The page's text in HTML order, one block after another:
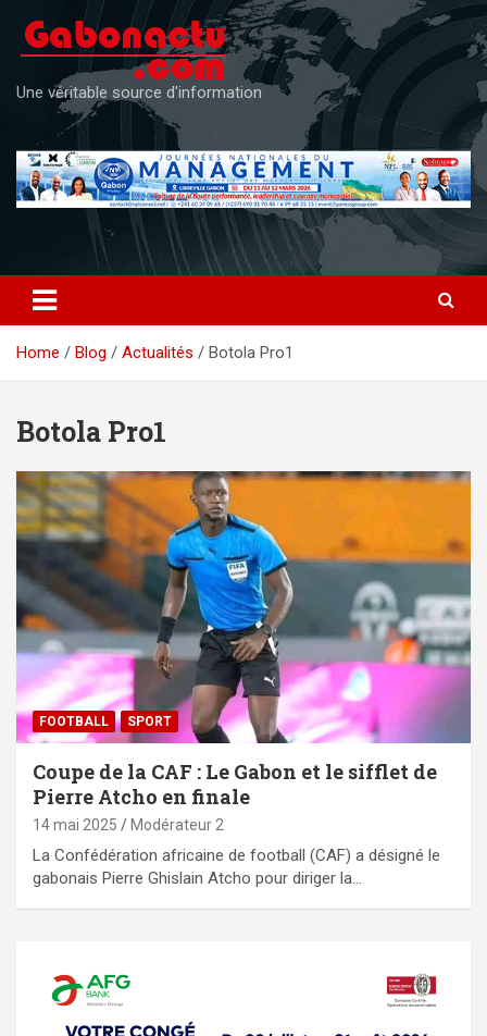
content
Une véritable source d'information
Home Blog Actualités Botola Pro1
Botola Pro1
FOOTBALL SPORT
Coupe de la CAF : Le Gabon et le sifflet de
Pierre Atcho en finale
14 mai 2025 Modérateur 2
La Confédération africaine de football (CAF) a désigné le
gabonais Pierre Ghislain Atcho pour diriger la…